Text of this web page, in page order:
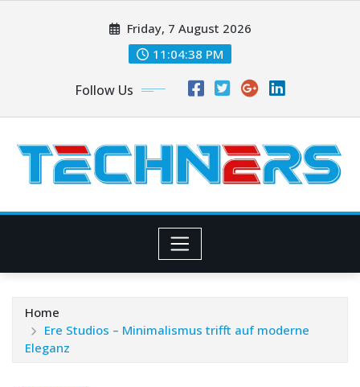
Friday, 7 August 2026
11:04:40 PM
Follow Us
Home
Ere Studios – Minimalismus trifft auf moderne
Eleganz